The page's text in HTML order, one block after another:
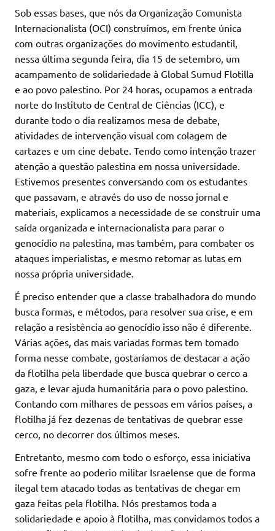
Sob essas bases, que nós da Organização Comunista
Internacionalista (OCI) construímos, em frente única
com outras organizações do movimento estudantil,
nessa última segunda feira, dia 15 de setembro, um
acampamento de solidariedade à Global Sumud Flotilla
e ao povo palestino. Por 24 horas, ocupamos a entrada
norte do Instituto de Central de Ciências (ICC), e
durante todo o dia realizamos mesa de debate,
atividades de intervenção visual com colagem de
cartazes e um cine debate. Tendo como intenção trazer
atenção a questão palestina em nossa universidade.
Estivemos presentes conversando com os estudantes
que passavam, e através do uso de nosso jornal e
materiais, explicamos a necessidade de se construir uma
saída organizada e internacionalista para parar o
genocídio na palestina, mas também, para combater os
ataques imperialistas, e mesmo retomar as lutas em
nossa própria universidade.
É preciso entender que a classe trabalhadora do mundo
busca formas, e métodos, para resolver sua crise, e em
relação a resistência ao genocídio isso não é diferente.
Várias ações, das mais variadas formas tem tomado
forma nesse combate, gostaríamos de destacar a ação
da flotilha pela liberdade que busca quebrar o cerco a
gaza, e levar ajuda humanitária para o povo palestino.
Contando com milhares de pessoas em vários países, a
flotilha já fez dezenas de tentativas de quebrar esse
cerco, no decorrer dos últimos meses.
Entretanto, mesmo com todo o esforço, essa iniciativa
sofre frente ao poderio militar Israelense que de forma
ilegal tem atacado todas as tentativas de chegar em
gaza feitas pela flotilha. Nós prestamos toda a
solidariedade e apoio à flotilha, mas convidamos todos a